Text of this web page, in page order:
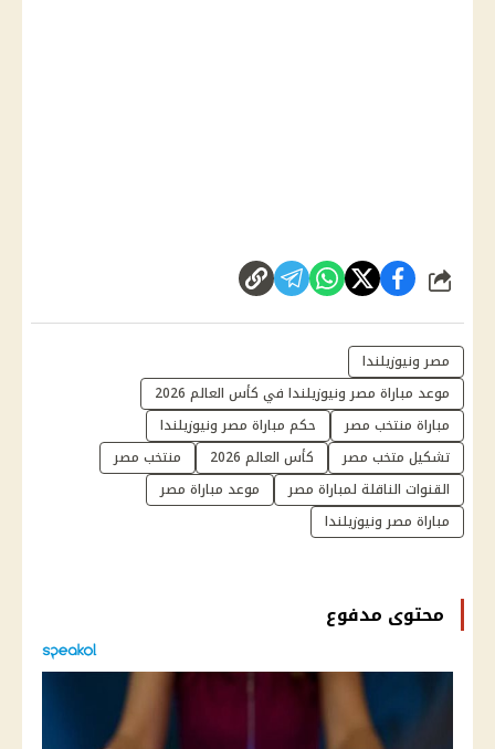
شارك
مصر ونيوزيلندا
موعد مباراة مصر ونيوزيلندا في كأس العالم 2026
مباراة منتخب مصر
حكم مباراة مصر ونيوزيلندا
تشكيل متخب مصر
كأس العالم 2026
منتخب مصر
القنوات الناقلة لمباراة مصر
موعد مباراة مصر
مباراة مصر ونيوزيلندا
محتوى مدفوع